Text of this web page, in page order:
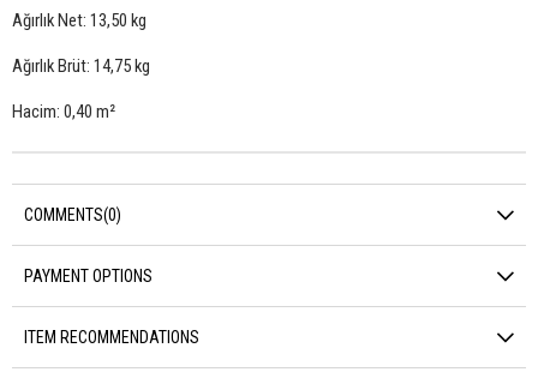
Ağırlık Net: 13,50 kg
Ağırlık Brüt: 14,75 kg
Hacim: 0,40 m²
COMMENTS(0)
PAYMENT OPTIONS
ITEM RECOMMENDATIONS